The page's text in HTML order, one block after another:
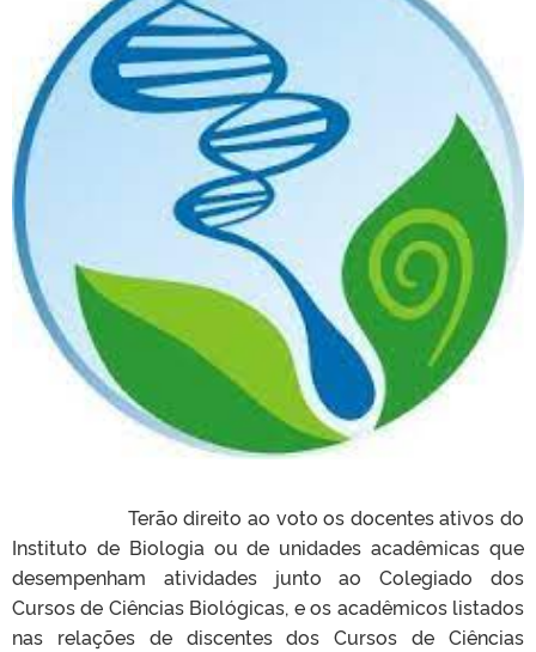
Terão direito ao voto os docentes ativos do
Instituto de Biologia ou de unidades acadêmicas que
desempenham atividades junto ao Colegiado dos
Cursos de Ciências Biológicas, e os acadêmicos listados
nas relações de discentes dos Cursos de Ciências